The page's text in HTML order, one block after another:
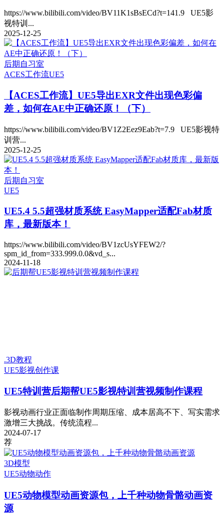
https://www.bilibili.com/video/BV11K1sBsECd?t=141.9 UE5影
视特训...
2025-12-25
后期自习室
ACES工作流UE5
【ACES工作流】UE5导出EXR文件出现色彩偏
差，如何在AE中正确还原！（下）
https://www.bilibili.com/video/BV1Z2Eez9Eab?t=7.9 UE5影视特
训营...
2025-12-25
后期自习室
UE5
UE5.4 5.5超强材质系统 EasyMapper适配Fab材质
库，最新版本！
https://www.bilibili.com/video/BV1zcUsYFEW2/?
spm_id_from=333.999.0.0&vd_s...
2024-11-18
.3D教程
UE5影视创作课
UE5特训营后期帮UE5影视特训营视频制作课程
影视动画行业正面临制作周期压缩、成本居高不下、写实需求
激增三大挑战。传统流程...
2024-07-17
荐
3D模型
UE5动物动作
UE5动物模型动画资源包，上千种动物骨骼动画资
源